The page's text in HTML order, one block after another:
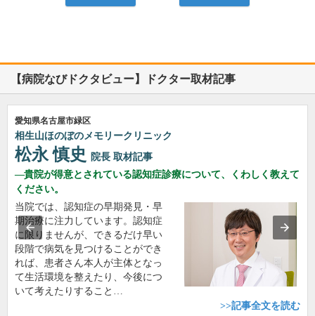
【病院なびドクタビュー】ドクター取材記事
愛知県名古屋市緑区
相生山ほのぼのメモリークリニック
松永 慎史 院長 取材記事
貴院が得意とされている認知症診療について、くわしく教えて
ください。
当院では、認知症の早期発見・早
期治療に注力しています。認知症
に限りませんが、できるだけ早い
段階で病気を見つけることができ
れば、患者さん本人が主体となっ
て生活環境を整えたり、今後につ
いて考えたりすること…
>>記事全文を読む